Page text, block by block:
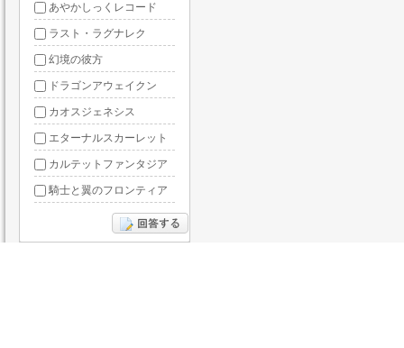
あやかしっくレコード
ラスト・ラグナレク
幻境の彼方
ドラゴンアウェイクン
カオスジェネシス
エターナルスカーレット
カルテットファンタジア
騎士と翼のフロンティア
ドラグーン・ナイツ
ぶっ飛び三国